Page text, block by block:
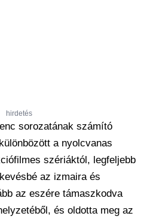
hirdetés
sorozatának számító
a nyolcvanas
szériáktól, legfeljebb
az izmaira és
az eszére támaszkodva
és oldotta meg az